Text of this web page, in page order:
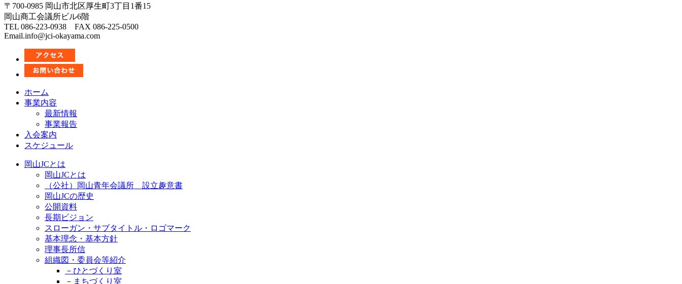
〒700-0985 岡山市北区厚生町3丁目1番15
岡山商工会議所ビル6階
TEL 086-223-0938 FAX 086-225-0500
Email.info@jci-okayama.com
ホーム
事業内容
最新情報
事業報告
入会案内
スケジュール
岡山JCとは
岡山JCとは
（公社）岡山青年会議所 設立趣意書
岡山JCの歴史
公開資料
長期ビジョン
スローガン・サブタイトル・ロゴマーク
基本理念・基本方針
理事長所信
組織図・委員会等紹介
－ひとづくり室
－まちづくり室